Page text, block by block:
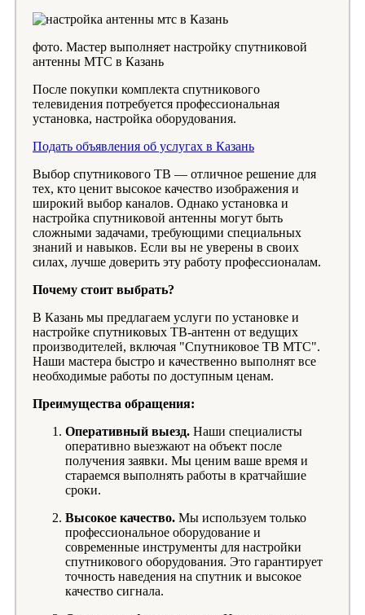
фото. Мастер выполняет настройку спутниковой
антенны МТС в Казань
После покупки комплекта спутникового
телевидения потребуется профессиональная
установка, настройка оборудования.
Подать объявления об услугах в Казань
Выбор спутникового ТВ — отличное решение для
тех, кто ценит высокое качество изображения и
широкий выбор каналов. Однако установка и
настройка спутниковой антенны могут быть
сложными задачами, требующими специальных
знаний и навыков. Если вы не уверены в своих
силах, лучше доверить эту работу профессионалам.
Почему стоит выбрать?
В Казань мы предлагаем услуги по установке и
настройке спутниковых ТВ-антенн от ведущих
производителей, включая "Спутниковое ТВ МТС".
Наши мастера быстро и качественно выполнят все
необходимые работы по доступным ценам.
Преимущества обращения:
Оперативный выезд. Наши специалисты
оперативно выезжают на объект после
получения заявки. Мы ценим ваше время и
стараемся выполнять работы в кратчайшие
сроки.
Высокое качество. Мы используем только
профессиональное оборудование и
современные инструменты для настройки
спутникового оборудования. Это гарантирует
точность наведения на спутник и высокое
качество сигнала.